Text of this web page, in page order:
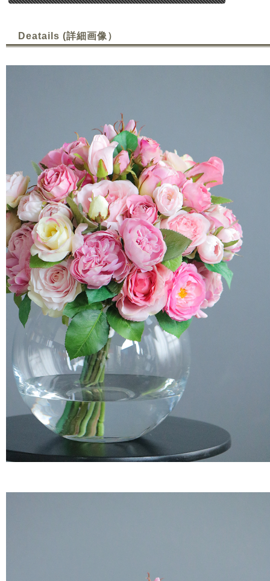
Deatails (詳細画像）